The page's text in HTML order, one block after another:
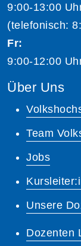
9:00-13:00
(telefonisch:
Fr:
9:00-12:00
Über Uns
Team
Jobs
Unsere
Dozenten